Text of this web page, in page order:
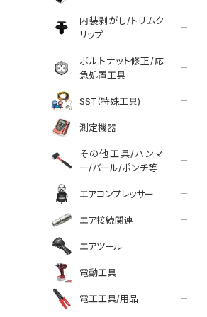
内装剥がし/トリムク
リップ
ボルトナット修正/応
急処置工具
SST(特殊工具)
測定機器
その他工具/ハンマ
ー/バール/ポンチ等
エアコンプレッサー
エア接続関連
エアツール
電動工具
電工工具/用品